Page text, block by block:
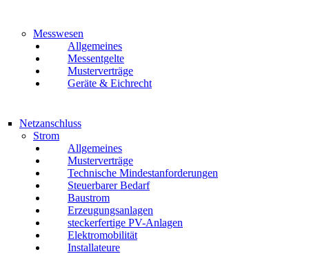
Messwesen
Allgemeines
Messentgelte
Musterverträge
Geräte & Eichrecht
Netzanschluss
Strom
Allgemeines
Musterverträge
Technische Mindestanforderungen
Steuerbarer Bedarf
Baustrom
Erzeugungsanlagen
steckerfertige PV-Anlagen
Elektromobilität
Installateure